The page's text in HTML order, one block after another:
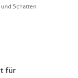
und Schatten
für